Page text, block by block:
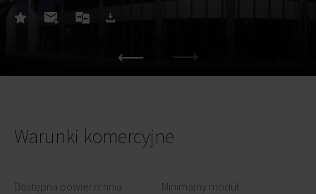
Warunki komercyjne
Dostępna powierzchnia Minimalny moduł